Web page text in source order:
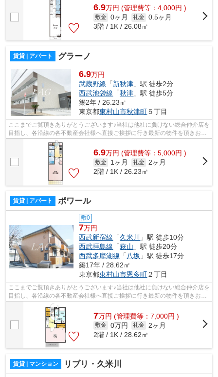
6.9万円 (管理費等：4,000円 )
敷金 0ヶ月 礼金 0.5ヶ月
3階 / 1K / 26.08㎡
賃貸 | アパート グラーノ
6.9万円
武蔵野線 「新秋津 」駅 徒歩2分
西武池袋線 「秋津 」駅 徒歩5分
築2年 / 26.23㎡
東京都東村山市秋津町５丁目
ここまでご覧頂きありがとうございます♪当社は他社に負けない総合仲介店を
目指し、各沿線の各不動産会社様へ直接ご挨拶に行き最新の物件を頂きお客
様へ提供しております！最新の情報は...
6.9万円 (管理費等：5,000円 )
敷金 1ヶ月 礼金
2ヶ月
2階 / 1K / 26.23㎡
賃貸 | アパート ポワール
敷0
7万円
西武新宿線 「久米川
」駅 徒歩10分
西武拝島線 「萩山 」駅 徒歩20分
西武多摩湖線 「八坂 」駅 徒歩17分
築17年 / 28.62㎡
東京都東村山市恩多町２丁目
ここまでご覧頂きありがとうございます♪当社は他社に負けない総合仲介店を
目指し、各沿線の各不動産会社様へ直接ご挨拶に行き最新の物件を頂きお客
様へ提供しております！最新の情報は...
7万円 (管理費等：7,000円 )
敷金 0万円 礼金
2ヶ月
2階 / 1K / 28.62㎡
賃貸 | マンション リブリ・久米川